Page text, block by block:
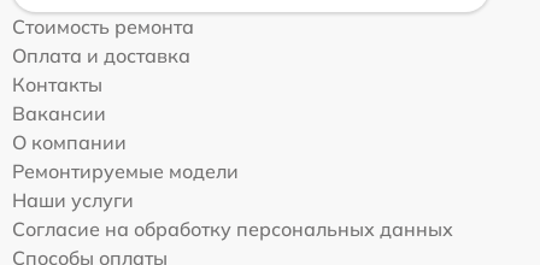
Стоимость ремонта
Оплата и доставка
Контакты
Вакансии
О компании
Ремонтируемые модели
Наши услуги
Согласие на обработку персональных данных
Способы оплаты